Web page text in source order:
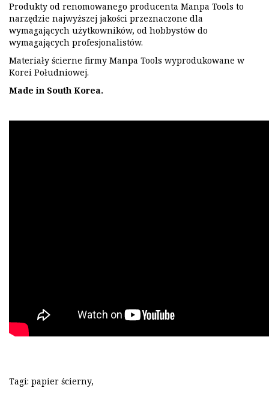
Produkty od renomowanego producenta Manpa Tools to
narzędzie najwyższej jakości przeznaczone dla
wymagających użytkowników, od hobbystów do
wymagających profesjonalistów.
Materiały ścierne firmy Manpa Tools wyprodukowane w
Korei Południowej.
Made in South Korea.
Tagi: papier ścierny,